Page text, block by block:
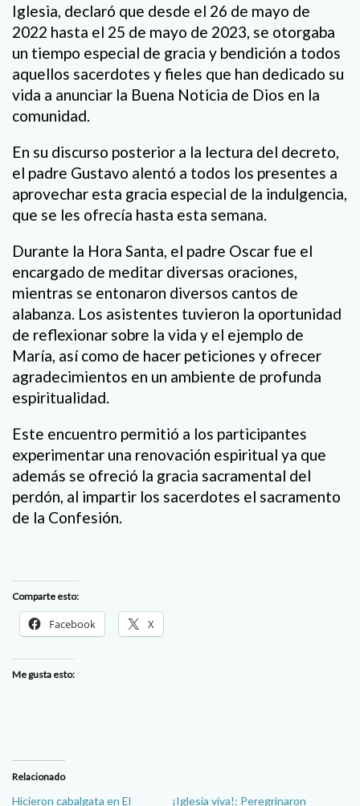
Iglesia, declaró que desde el 26 de mayo de
2022 hasta el 25 de mayo de 2023, se otorgaba
un tiempo especial de gracia y bendición a todos
aquellos sacerdotes y fieles que han dedicado su
vida a anunciar la Buena Noticia de Dios en la
comunidad.
En su discurso posterior a la lectura del decreto,
el padre Gustavo alentó a todos los presentes a
aprovechar esta gracia especial de la indulgencia,
que se les ofrecía hasta esta semana.
Durante la Hora Santa, el padre Oscar fue el
encargado de meditar diversas oraciones,
mientras se entonaron diversos cantos de
alabanza. Los asistentes tuvieron la oportunidad
de reflexionar sobre la vida y el ejemplo de
María, así como de hacer peticiones y ofrecer
agradecimientos en un ambiente de profunda
espiritualidad.
Este encuentro permitió a los participantes
experimentar una renovación espiritual ya que
además se ofreció la gracia sacramental del
perdón, al impartir los sacerdotes el sacramento
de la Confesión.
Comparte esto:
Facebook X
Me gusta esto:
Relacionado
Hicieron cabalgata en El
¡Iglesia viva!: Peregrinaron